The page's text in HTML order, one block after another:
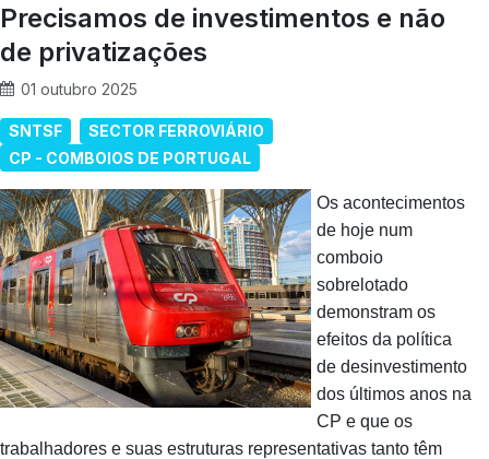
Precisamos de investimentos e não
de privatizações
01 outubro 2025
SNTSF
SECTOR FERROVIÁRIO
CP - COMBOIOS DE PORTUGAL
Os acontecimentos
de hoje num
comboio
sobrelotado
demonstram os
efeitos da política
de desinvestimento
dos últimos anos na
CP e que os
trabalhadores e suas estruturas representativas tanto têm